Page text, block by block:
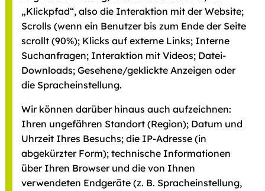
„Klickpfad“, also die Interaktion mit der Website;
Scrolls (wenn ein Benutzer bis zum Ende der Seite
scrollt (90%); Klicks auf externe Links; Interne
Suchanfragen; Interaktion mit Videos; Datei-
Downloads; Gesehene/geklickte Anzeigen oder
die Spracheinstellung.
Wir können darüber hinaus auch aufzeichnen:
Ihren ungefähren Standort (Region); Datum und
Uhrzeit Ihres Besuchs; die IP-Adresse (in
abgekürzter Form); technische Informationen
über Ihren Browser und die von Ihnen
verwendeten Endgeräte (z. B. Spracheinstellung,